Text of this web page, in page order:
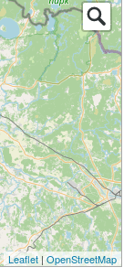
Leaflet | OpenStreetMap